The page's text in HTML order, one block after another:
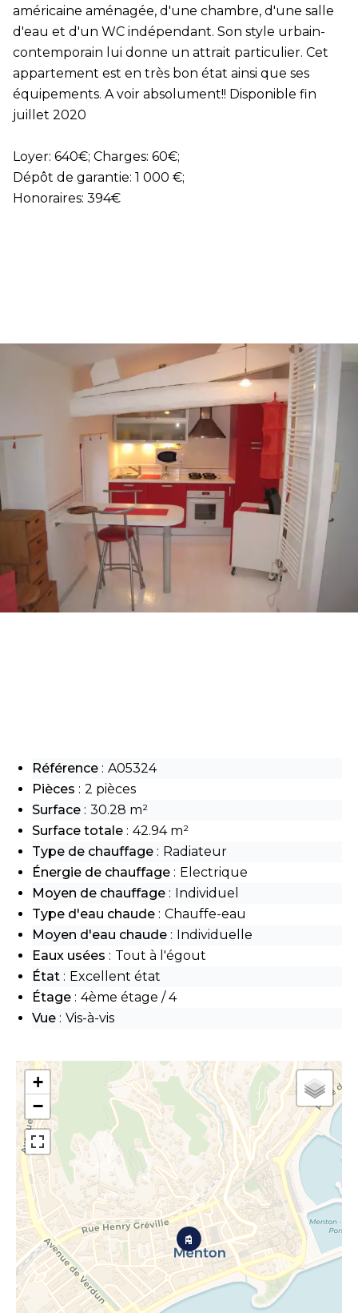
américaine aménagée, d'une chambre, d'une salle
d'eau et d'un WC indépendant. Son style urbain-
contemporain lui donne un attrait particulier. Cet
appartement est en très bon état ainsi que ses
équipements. A voir absolument!! Disponible fin
juillet 2020
Loyer: 640€; Charges: 60€;
Dépôt de garantie: 1 000 €;
Honoraires: 394€
+
−
Référence
A05324
Pièces
2 pièces
Surface
30.28 m²
Surface totale
42.94 m²
Type de chauffage
Radiateur
Énergie de chauffage
Electrique
Moyen de chauffage
Individuel
Type d'eau chaude
Chauffe-eau
Moyen d'eau chaude
Individuelle
Eaux usées
Tout à l'égout
État
Excellent état
Étage
4ème étage / 4
Vue
Vis-à-vis